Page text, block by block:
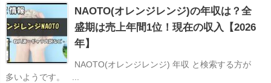
NAOTO(オレンジレンジ)の年収は？全
盛期は売上年間1位！現在の収入【2026
年】
NAOTO(オレンジレンジ) 年収 と検索する方が
多いようです。 ...